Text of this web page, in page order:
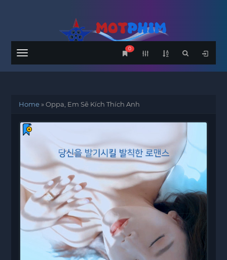
Menu
0
Home»Oppa, Em Sẽ Kích Thích Anh